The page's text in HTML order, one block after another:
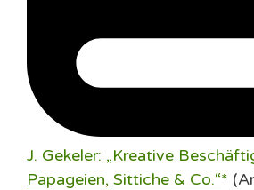
J. Gekeler: „Kreative
Papageien, Sittiche & Co.“